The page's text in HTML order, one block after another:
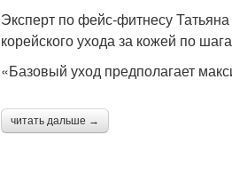
Эксперт по фейс-фитнесу
корейского ухода за кожей по
«Базовый уход предполагает
читать дальше →